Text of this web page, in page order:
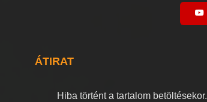
ÁTIRAT
Hiba történt a tartalom betöltésekor.